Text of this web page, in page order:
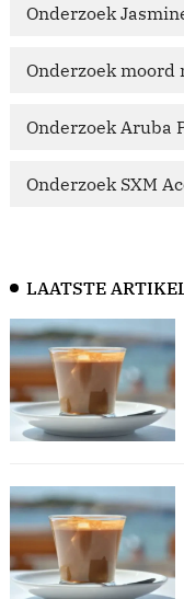
Onderzoek
Onderzoek moord
Onderzoek Aruba
Onderzoek SXM
LAATSTE